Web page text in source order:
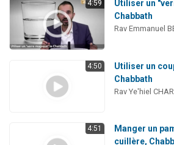
4:59
Utiliser un
Chabbath
Rav Emmanuel
4:50
Utiliser un
Chabbath
Rav Ye'hiel
4:51
Manger un
cuillère,